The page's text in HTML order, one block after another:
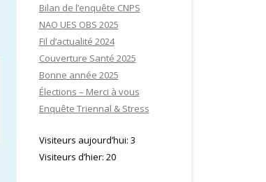
Bilan de l’enquête CNPS
NAO UES OBS 2025
Fil d’actualité 2024
Couverture Santé 2025
Bonne année 2025
Élections – Merci à vous
Enquête Triennal & Stress
Visiteurs aujourd’hui: 3
Visiteurs d’hier: 20